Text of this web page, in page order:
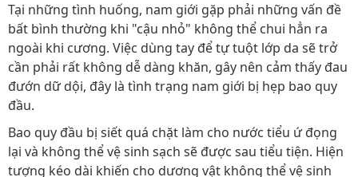
Tại những tình huống, nam giới gặp phải những vấn đề
bất bình thường khi "cậu nhỏ" không thể chui hẳn ra
ngoài khi cương. Việc dùng tay để tự tuột lớp da sẽ trở
cần phải rất không dễ dàng khăn, gây nên cảm thấy đau
đướn dữ dội, đây là tình trạng nam giới bị hẹp bao quy
đầu.
Bao quy đầu bị siết quá chặt làm cho nước tiểu ứ đọng
lại và không thể vệ sinh sạch sẽ được sau tiểu tiện. Hiện
tượng kéo dài khiến cho dương vật không thể vệ sinh